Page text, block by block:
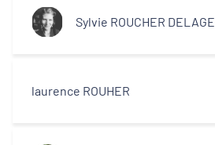
Sylvie ROUCHER DELAGE
laurence ROUHER